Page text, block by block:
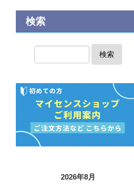
検索
検索
2026年8月